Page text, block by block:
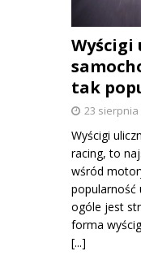
Wyścigi
tak
23 sierpnia
Wyścigi
racing, to
wśród
popularność
ogóle jest
forma
[...]